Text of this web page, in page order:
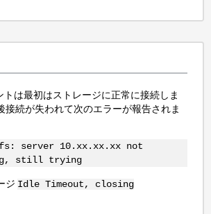
トは最初はストレージに正常に接続しま
接続が失われて次のエラーが報告されま
server 10.xx.xx.xx not
still trying
ジ Idle Timeout, closing